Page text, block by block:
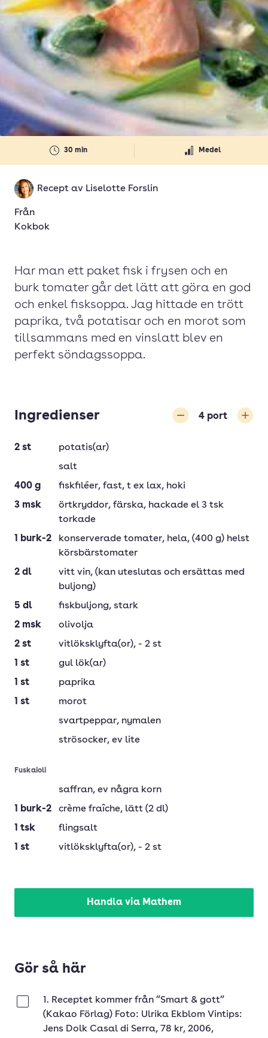
30 min Medel
Recept av Liselotte Forslin
Från
Kokbok
Har man ett paket fisk i frysen och en
burk tomater går det lätt att göra en god
och enkel fisksoppa. Jag hittade en trött
paprika, två potatisar och en morot som
tillsammans med en vinslatt blev en
perfekt söndagssoppa.
Ingredienser 4 port
2 st
potatis(ar)
salt
400 g fiskfiléer, fast, t ex lax, hoki
3 msk örtkryddor, färska, hackade el 3 tsk
torkade
1
burk-2 konserverade tomater, hela, (400 g) helst
körsbärstomater
2 dl vitt vin, (kan uteslutas och ersättas med
buljong)
5 dl fiskbuljong, stark
2 msk
olivolja
2 st vitlöksklyfta(or), - 2 st
1 st
gul lök(ar)
1 st
paprika
1 st
morot
svartpeppar, nymalen
strösocker, ev lite
Fuskaioli
saffran, ev några korn
1
burk-2 crème fraîche, lätt (2 dl)
1 tsk
flingsalt
1 st vitlöksklyfta(or), - 2 st
Handla via Mathem
Gör så här
1. Receptet kommer från ”Smart & gott”
(Kakao Förlag) Foto: Ulrika Ekblom Vintips:
Jens Dolk Casal di Serra, 78 kr, 2006,